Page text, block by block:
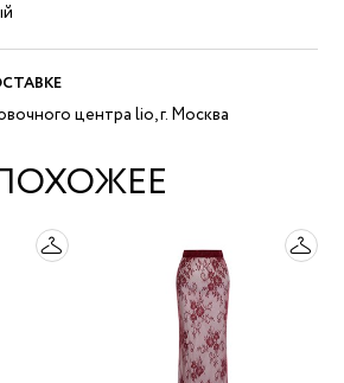
центра lio, г. Москва